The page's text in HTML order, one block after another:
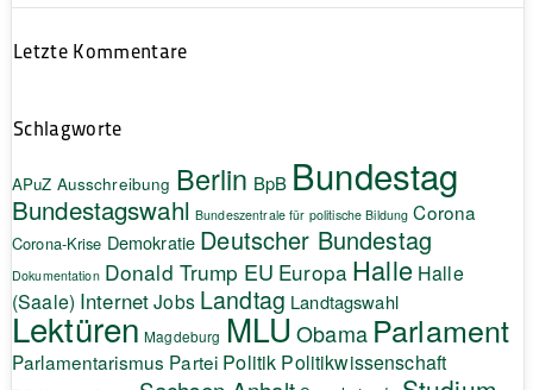
Letzte Kommentare
Schlagworte
APuZ Ausschreibung Berlin BpB Bundestag
Bundestagswahl Bundeszentrale für politische Bildung Corona
Corona-Krise Demokratie Deutscher Bundestag
Dokumentation Donald Trump EU Europa Halle Halle
(Saale) InternetJobs Landtag Landtagswahl
Lektüren Magdeburg MLU Obama Parlament
Parlamentarismus Partei Politik Politikwissenschaft